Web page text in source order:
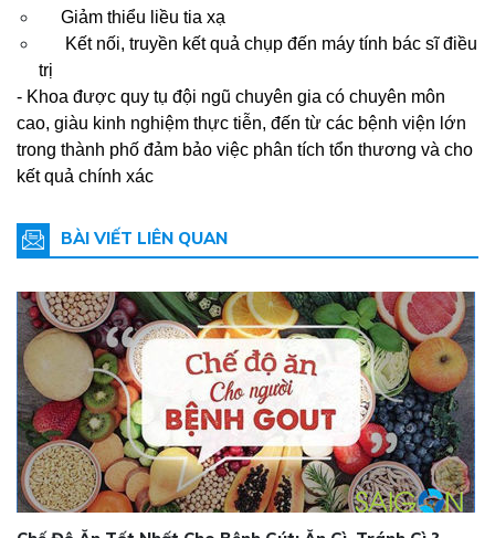
Giảm thiểu liều tia xạ
Kết nối, truyền kết quả chụp đến máy tính bác sĩ điều
trị
- Khoa được quy tụ đội ngũ chuyên gia có chuyên môn
cao, giàu kinh nghiệm thực tiễn, đến từ các bệnh viện lớn
trong thành phố đảm bảo việc phân tích tổn thương và cho
kết quả chính xác
BÀI VIẾT LIÊN QUAN